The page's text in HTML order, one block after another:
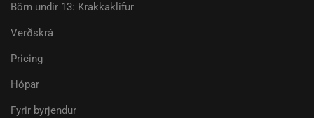
Börn undir 13: Krakkaklifur
Verðskrá
Pricing
Hópar
Fyrir byrjendur